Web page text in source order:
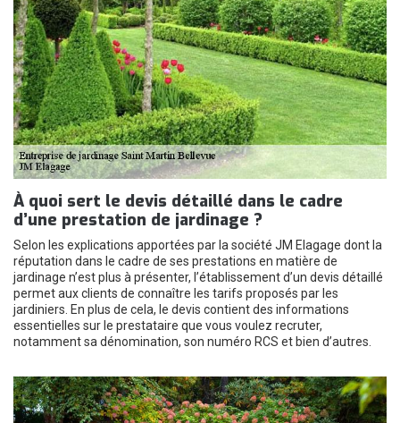
À quoi sert le devis détaillé dans le cadre
d’une prestation de jardinage ?
Selon les explications apportées par la société JM Elagage dont la
réputation dans le cadre de ses prestations en matière de
jardinage n’est plus à présenter, l’établissement d’un devis détaillé
permet aux clients de connaître les tarifs proposés par les
jardiniers. En plus de cela, le devis contient des informations
essentielles sur le prestataire que vous voulez recruter,
notamment sa dénomination, son numéro RCS et bien d’autres.